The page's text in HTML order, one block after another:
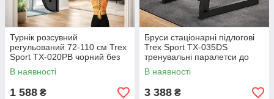
Турнік розсувний
регульований 72-110 см Trex
Sport TX-020PB чорний без
свердління до 200 кг з рівнем
В наявності
1 588 ₴
Бруси стаціонарні підлогові
Trex Sport TX-035DS
тренувальні паралетси до
150 кг для дому
В наявності
3 388 ₴